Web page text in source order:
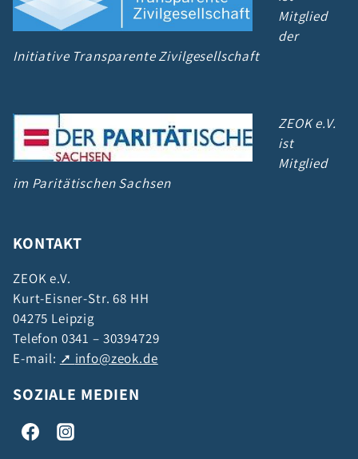
Mitglied
der
Initiative Transparente Zivilgesellschaft
ZEOK e.V.
ist
Mitglied
im Paritätischen Sachsen
KONTAKT
ZEOK e.V.
Kurt-Eisner-Str. 68 HH
04275 Leipzig
Telefon 0341 – 30394729
E-mail:
info@zeok.de
SOZIALE MEDIEN